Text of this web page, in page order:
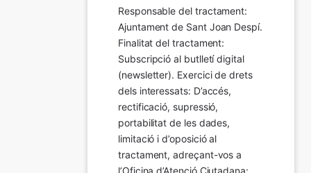
Responsable del tractament:
Ajuntament de Sant Joan Despí.
Finalitat del tractament:
Subscripció al butlletí digital
(newsletter). Exercici de drets
dels interessats: D’accés,
rectificació, supressió,
portabilitat de les dades,
limitació i d’oposició al
tractament, adreçant-vos a
l’Oficina d’Atenció Ciutadana: